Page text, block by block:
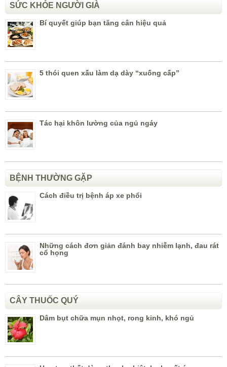
SỨC KHỎE NGƯỜI GIÀ
Bí quyết giúp bạn tăng cân hiệu quả
5 thói quen xấu làm dạ dày “xuống cấp”
Tác hại khôn lường của ngủ ngáy
BỆNH THƯỜNG GẶP
Cách điều trị bệnh áp xe phổi
Những cách đơn giản đánh bay nhiễm lạnh, đau rát
cổ họng
CÂY THUỐC QUÝ
Dâm bụt chữa mụn nhọt, rong kinh, khó ngủ